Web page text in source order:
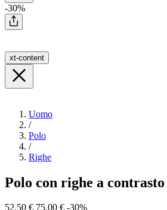
-30%
xt-content
Uomo
/
Polo
/
Righe
Polo con righe a
52,50 € 75,00 € -30%